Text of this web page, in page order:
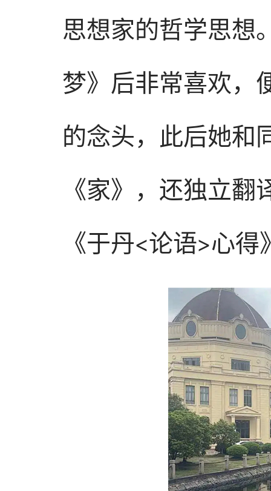
思想家的哲学思想
梦》后非常喜欢，
的念头，此后她和
《家》，还独立
《于丹<论语>心